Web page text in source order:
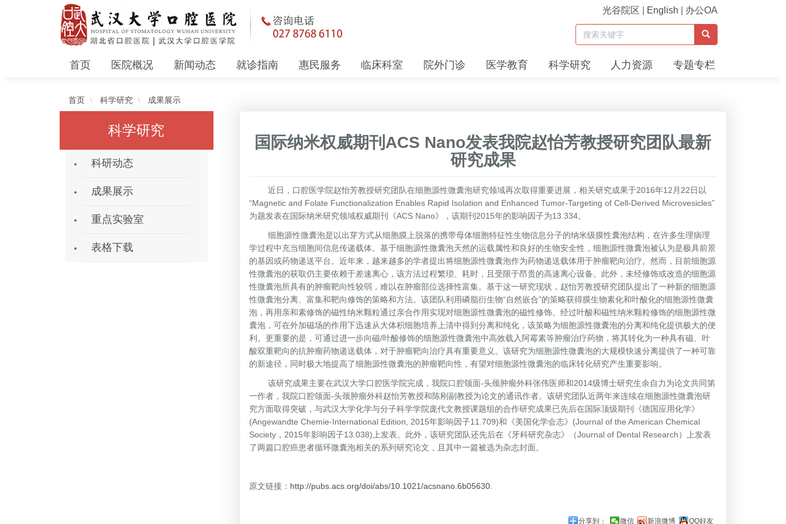
光谷院区 English 办公OA
首页 医院概况 新闻动态 就诊指南 惠民服务 临床科室 院外门诊 医学教育 科学研究 人力资源 专题专栏
首页 科学研究 成果展示
国际纳米权威期刊ACS Nano发表我院赵怡芳教授研究团队最新
研究成果
近日，口腔医学院赵怡芳教授研究团队在细胞源性微囊泡研究领域再次取得重要进展，相关研究成果于2016年12月22日以
“Magnetic and Folate Functionalization Enables Rapid Isolation and Enhanced Tumor-Targeting of Cell-Derived Microvesicles”
为题发表在国际纳米研究领域权威期刊《ACS Nano》，该期刊2015年的影响因子为13.334。
细胞源性微囊泡是以出芽方式从细胞膜上脱落的携带母体细胞特征性生物信息分子的纳米级膜性囊泡结构，在许多生理病理
学过程中充当细胞间信息传递载体。基于细胞源性微囊泡天然的运载属性和良好的生物安全性，细胞源性微囊泡被认为是极具前景
的基因或药物递送平台。近年来，越来越多的学者提出将细胞源性微囊泡作为药物递送载体用于肿瘤靶向治疗。然而，目前细胞源
性微囊泡的获取仍主要依赖于差速离心，该方法过程繁琐、耗时，且受限于昂贵的高速离心设备。此外，未经修饰或改造的细胞源
性微囊泡所具有的肿瘤靶向性较弱，难以在肿瘤部位选择性富集。基于这一研究现状，赵怡芳教授研究团队提出了一种新的细胞源
性微囊泡分离、富集和靶向修饰的策略和方法。该团队利用磷脂衍生物“自然嵌合”的策略获得膜生物素化和叶酸化的细胞源性微囊
泡，再用亲和素修饰的磁性纳米颗粒通过亲合作用实现对细胞源性微囊泡的磁性修饰。经过叶酸和磁性纳米颗粒修饰的细胞源性微
囊泡，可在外加磁场的作用下迅速从大体积细胞培养上清中得到分离和纯化，该策略为细胞源性微囊泡的分离和纯化提供极大的便
利。更重要的是，可通过进一步向磁/叶酸修饰的细胞源性微囊泡中高效载入阿霉素等肿瘤治疗药物，将其转化为一种具有磁、叶
酸双重靶向的抗肿瘤药物递送载体，对于肿瘤靶向治疗具有重要意义。该研究为细胞源性微囊泡的大规模快速分离提供了一种可靠
的新途径，同时极大地提高了细胞源性微囊泡的肿瘤靶向性，有望对细胞源性微囊泡的临床转化研究产生重要影响。
该研究成果主要在武汉大学口腔医学院完成，我院口腔颌面-头颈肿瘤外科张伟医师和2014级博士研究生余自力为论文共同第
一作者，我院口腔颌面-头颈肿瘤外科赵怡芳教授和陈刚副教授为论文的通讯作者。该研究团队近两年来连续在细胞源性微囊泡研
究方面取得突破，与武汉大学化学与分子科学学院庞代文教授课题组的合作研究成果已先后在国际顶级期刊《德国应用化学》
(Angewandte Chemie-International Edition, 2015年影响因子11.709)和《美国化学会志》(Journal of the American Chemical
Society，2015年影响因子13.038)上发表。此外，该研究团队还先后在《牙科研究杂志》（Journal of Dental Research）上发表
了两篇口腔癌患者循环微囊泡相关的系列研究论文，且其中一篇被选为杂志封面。
原文链接： http://pubs.acs.org/doi/abs/10.1021/acsnano.6b05630.
分享到： 微信 新浪微博 QQ好友
科学研究
科研动态
成果展示
重点实验室
表格下载